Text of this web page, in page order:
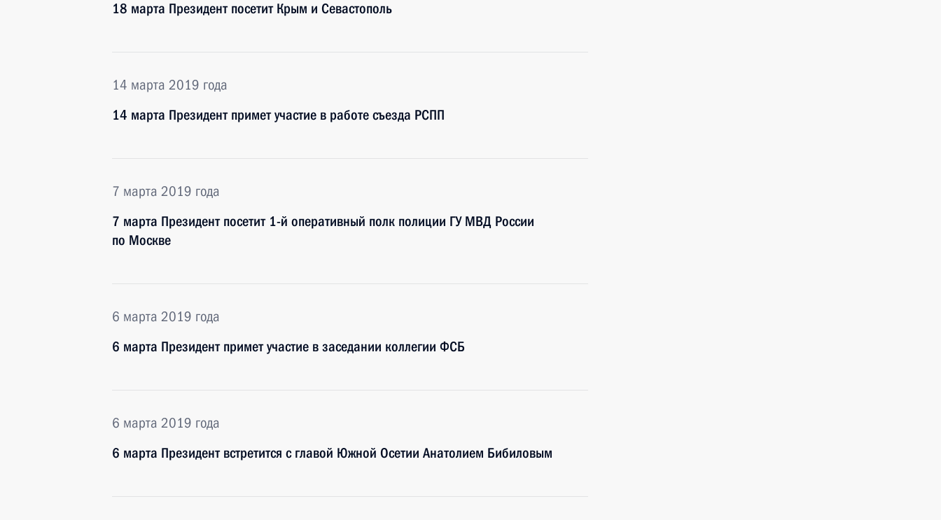
18 марта Президент посетит Крым и Севастополь
14 марта 2019 года
14 марта Президент примет участие в работе съезда РСПП
7 марта 2019 года
7 марта Президент посетит 1-й оперативный полк полиции ГУ МВД России
по Москве
6 марта 2019 года
6 марта Президент примет участие в заседании коллегии ФСБ
6 марта 2019 года
6 марта Президент встретится с главой Южной Осетии Анатолием Бибиловым